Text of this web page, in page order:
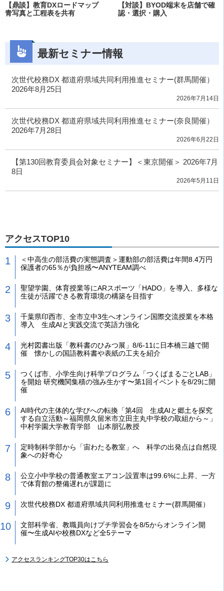
【鼎談】教育DXロードマップ
青写真と工程表を共有
【対談】BYOD端末を店舗で確
認・選択・購入
最新セミナー情報
次世代校務DX 都道府県域共同利用推進セミナー(群馬開催）
2026年8月25日
2026年7月14日
次世代校務DX 都道府県域共同利用推進セミナー(奈良開催）
2026年7月28日
2026年6月22日
【第130回教育委員会対象セミナー】＜東京開催＞ 2026年7月
8日
2026年5月11日
アクセスTOP10
＜中高生の部活費の実態調査＞運動部の部活費は年間8.4万円
保護者の65％が負担感〜ANYTEAM調べ
聖望学園、体育授業等にARスポーツ「HADO」を導入、多様な
生徒が活躍できる教育環境の構築を目指す
千葉県印西市、全市立中3生へオンライン国際交流授業を本格
導入 生成AIと実践交流で英語力強化
光村図書出版「教科書のひみつ展」8/6-11に日本橋三越で開
催 懐かしの国語教科書や表紙の工夫を紹介
つくば市、小学生向け科学プログラム「つくばまるごとLAB」
を開始 研究機関集積の強み生かす〜第1回イベントを8/29に開
催
AI時代の主体的な学びへの転換「第4回 生成AIと郷土を探究
する自立活動～福岡県久留米市立田主丸中学校の取組から～」
中村学園大学教育学部 山本朋弘教授
定時制科学部から「宙わたる教室」へ 科学の出発点は自然現
象への好奇心
公立小中学校の普通教室エアコン設置率は99.6%に上昇、一方
で体育館の整備遅れが課題に
次世代校務DX 都道府県域共同利用推進セミナー(群馬開催）
文部科学省、教職員向けプチ学習会を8/5からオンライン開
催〜生成AIや校務DXなど全5テーマ
アクセスランキングTOP30はこちら